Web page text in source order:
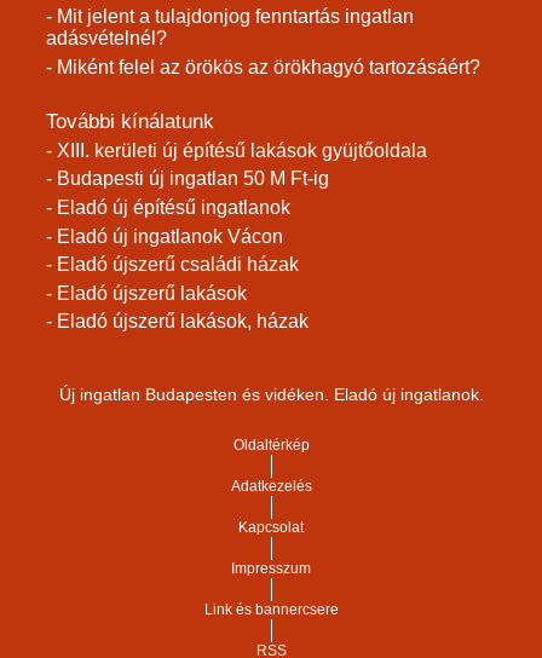
- Mit jelent a tulajdonjog fenntartás ingatlan
adásvételnél?
- Miként felel az örökös az örökhagyó tartozásáért?
További kínálatunk
- XIII. kerületi új építésű lakások gyüjtőoldala
- Budapesti új ingatlan 50 M Ft-ig
- Eladó új építésű ingatlanok
- Eladó új ingatlanok Vácon
- Eladó újszerű családi házak
- Eladó újszerű lakások
- Eladó újszerű lakások, házak
Új ingatlan Budapesten és vidéken. Eladó új ingatlanok.
Oldaltérkép
Adatkezelés
Kapcsolat
Impresszum
Link és bannercsere
RSS